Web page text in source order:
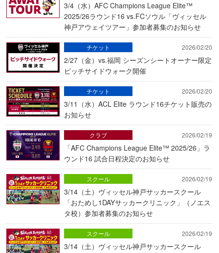
3/4（水）AFC Champions League Elite™
2025/26ラウンド16 vs.FCソウル「ヴィッセル
神戸アウェイツアー」参加者募集のお知らせ
2026/02/20
2/27（金）vs.福岡 シーズンシートオーナー限定
ピッチサイドウォーク開催
チケット
2026/02/20
3/11（水）ACL Elite ラウンド16チケット販売の
お知らせ
チケット
2026/02/19
「AFC Champions League Elite™ 2025/26」ラ
ウンド16 試合日程決定のお知らせ
クラブ
2026/02/19
3/14（土）ヴィッセル神戸サッカースクール
「おためし1DAYサッカークリニック」（ノエス
タ校）参加者募集のお知らせ
スクール
2026/02/19
3/14（土）ヴィッセル神戸サッカースクール
スクール